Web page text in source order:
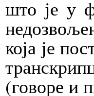
што је у
која је
(говоре и